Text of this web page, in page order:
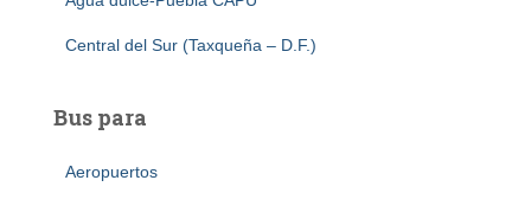
Central del Sur (Taxqueña – D.F.)
Bus para
Aeropuertos